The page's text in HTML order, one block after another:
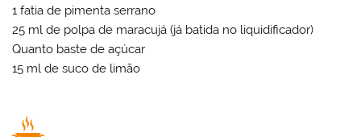
1 fatia de pimenta serrano
25 ml de polpa de maracujá (já batida no liquidificador)
Quanto baste de açúcar
15 ml de suco de limão